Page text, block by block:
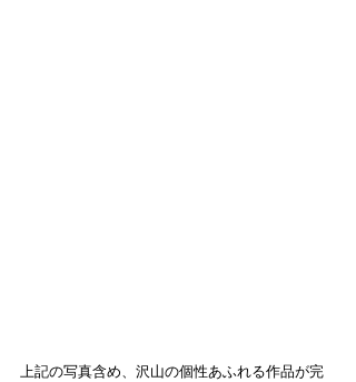
上記の写真含め、沢山の個性あふれる作品が完